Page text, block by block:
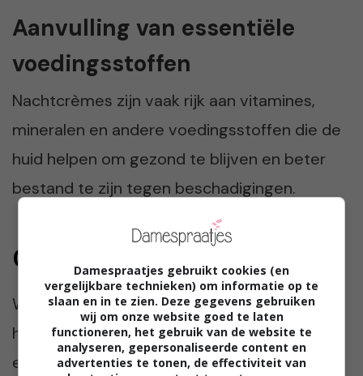
Aanvulling van essentiële
voedingsstoffen
Nachtcrèmes zijn vaak rijk aan vitamines,
mineralen en andere voedingsstoffen die de
huid helpen om gezond te blijven en beter
bestand te zijn tegen beschadigingen.
Goede nachtcrème kiezen
Wat voor jou de perfecte nachtcrème is, is
heel persoonlijk. Een gevoelige huid heeft
een andere verzorging nodig dan een vette
Damespraatjes gebruikt cookies (en
vergelijkbare technieken) om informatie op te
slaan en in te zien. Deze gegevens gebruiken
wij om onze website goed te laten
functioneren, het gebruik van de website te
analyseren, gepersonaliseerde content en
advertenties te tonen, de effectiviteit van